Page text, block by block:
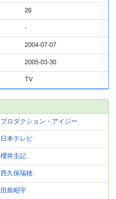
26
-
2004-07-07
2005-03-30
TV
プロダクション・アイジー
日本テレビ
櫻井圭記
西久保瑞穂
田島昭宇